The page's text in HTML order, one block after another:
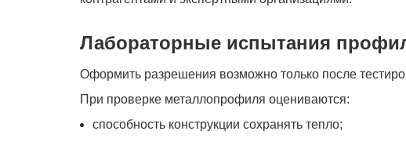
Лабораторные испытания
Оформить разрешения возможно только после
При проверке металлопрофиля оцениваются:
способность конструкции сохранять тепло;